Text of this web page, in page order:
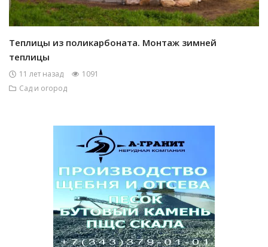
Теплицы из поликарбоната. Монтаж зимней
теплицы
11 лет назад
1091
Сад и огород